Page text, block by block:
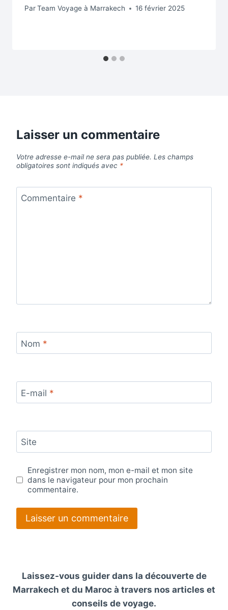
ParTeam Voyage à Marrakech 16 février 2025
Laisser un commentaire
Votre adresse e-mail ne sera pas publiée. Les champs
obligatoires sont indiqués avec *
Commentaire *
Nom *
E-mail *
Site
Enregistrer mon nom, mon e-mail et mon site
dans le navigateur pour mon prochain
commentaire.
Laissez-vous guider dans la découverte de
Marrakech et du Maroc à travers nos articles et
conseils de voyage.